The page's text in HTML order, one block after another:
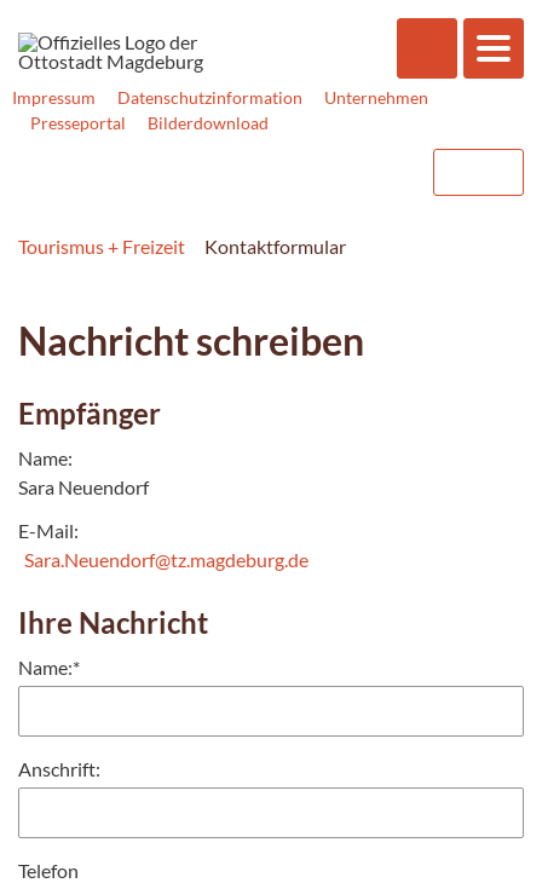
Impressum Datenschutzinformation
Unternehmen
Presseportal
Bilderdownload
Tourismus + Freizeit Kontaktformular
Nachricht schreiben
Empfänger
Name:
Sara Neuendorf
E-Mail:
Sara.Neuendorf@tz.magdeburg.de
Ihre Nachricht
Name:*
Anschrift:
Telefon